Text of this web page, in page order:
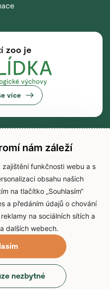
zoo je
více
Brno
osobních údajů
Zoo Brno
nám záleží
funkčnosti webu a s
obsahu našich
na tlačítko „Souhlasím“
a předáním údajů o chování
na sociálních sítích a
dalších webech.
nezbytné